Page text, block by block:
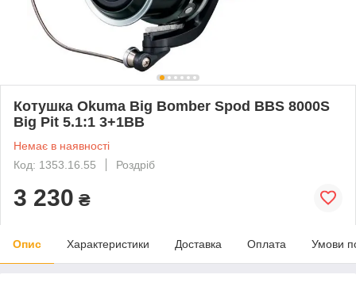
Котушка Okuma Big Bomber Spod BBS 8000S
Big Pit 5.1:1 3+1BB
Немає в наявності
Код: 1353.16.55
Роздріб
3 230 ₴
Опис Характеристики Доставка Оплата Умови